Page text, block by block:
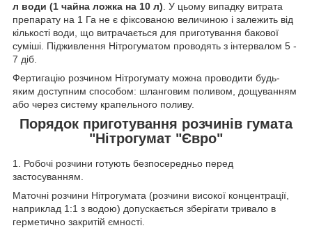
л води (1 чайна ложка на 10 л). У цьому випадку витрата
препарату на 1 Га не є фіксованою величиною і залежить від
кількості води, що витрачається для приготування бакової
суміші. Підживлення Нітрогуматом проводять з інтервалом 5 -
7 діб.
Фертигацію розчином Нітрогумату можна проводити будь-
яким доступним способом: шланговим поливом, дощуванням
або через систему крапельного поливу.
Порядок приготування розчинів гумата
"Нітрогумат "Євро"
1. Робочі розчини готують безпосередньо перед
застосуванням.
Маточні розчини Нітрогумата (розчини високої концентрації,
наприклад 1:1 з водою) допускається зберігати тривало в
герметично закритій ємності.